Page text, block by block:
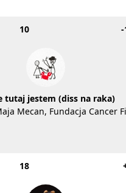
10
tutaj jestem (diss na raka)
Mecan, Fundacja Cancer
18